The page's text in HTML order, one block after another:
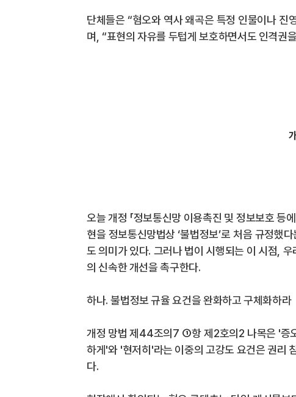
단체들은 “혐오와 역사 왜곡은 특정 인물이나 진
며 , “표현의 자유를 두텁게 보호하면서도 인격권
오늘 개정 「정보통신망 이용촉진 및 정보보호 등
현을 정보통신망법상‘불법정보’로 처음 규정했
도 의미가 있다. 그러나 법이 시행되는 이 시점 우
의 신속한 개선을 촉구한다.
하나.불법정보 규율 요건을 완화하고 구체화하라
개정 망법 제 44조의 7 ①항 제 2호의 2 나목은 '증
하게 '와 '현저히 '라는 이중의 고강도 요건은 권리
다.